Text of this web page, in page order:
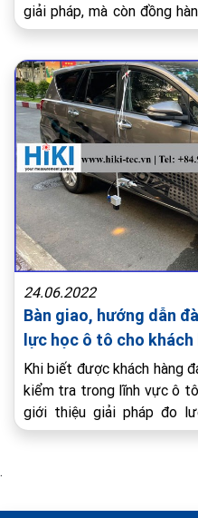
giải pháp, mà còn đồng
trình sử dụng.
24.06.2022
Bàn giao, hướng dẫn
lực học ô tô cho khách
Khi biết được khách hàng
kiểm tra trong lĩnh vực ô tô, HIKI TEC., JSC đã tiến hành
giới thiệu giải pháp đo
Kistler ( Vehicle Dynamics
.